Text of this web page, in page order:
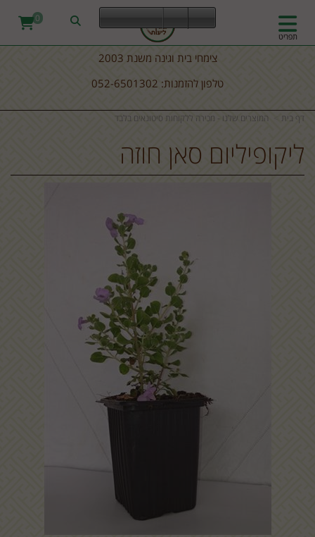
צימחי בית וגינה משנת 2003
טלפון להזמנות: 052-6501302
תפריט
0
דף בית המוצרים שלנו - מכירה ללקוחות סיטונאים בלבד
ליקופיליום סאן חוזה